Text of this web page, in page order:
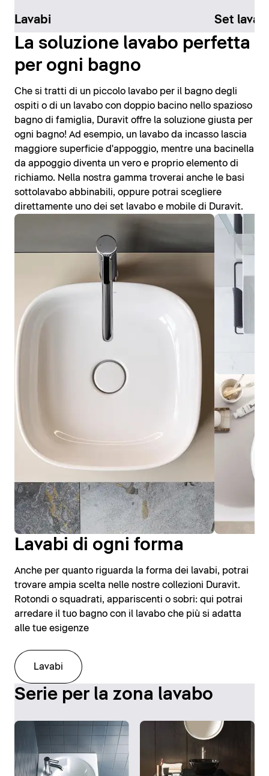
Lavabi Set
La soluzione lavabo perfetta
per ogni bagno
Che si tratti di un piccolo lavabo per il bagno degli
ospiti o di un lavabo con doppio bacino nello spazioso
bagno di famiglia, Duravit offre la soluzione giusta per
ogni bagno! Ad esempio, un lavabo da incasso lascia
maggiore superficie d'appoggio, mentre una bacinella
da appoggio diventa un vero e proprio elemento di
richiamo. Nella nostra gamma troverai anche le basi
sottolavabo abbinabili, oppure potrai scegliere
direttamente uno dei set lavabo e mobile di Duravit.
Lavabi di ogni forma
Anche per quanto riguarda la forma dei lavabi, potrai
trovare ampia scelta nelle nostre collezioni Duravit.
Rotondi o squadrati, appariscenti o sobri: qui potrai
arredare il tuo bagno con il lavabo che più si adatta
alle tue esigenze
Lavabi
Serie per la zona lavabo